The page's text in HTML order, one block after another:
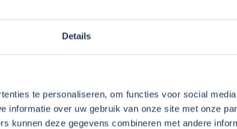
Details
te personaliseren, om functies voor social
informatie over uw gebruik van onze site met onze
kunnen deze gegevens combineren met andere
voldeed.